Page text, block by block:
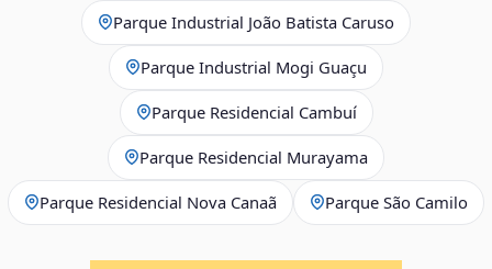
Parque Industrial João Batista Caruso
Parque Industrial Mogi Guaçu
Parque Residencial Cambuí
Parque Residencial Murayama
Parque Residencial Nova Canaã Parque São Camilo